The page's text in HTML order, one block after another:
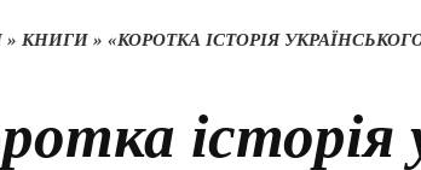
» КНИГИ » «КОРОТКА ІСТОРІЯ
історія